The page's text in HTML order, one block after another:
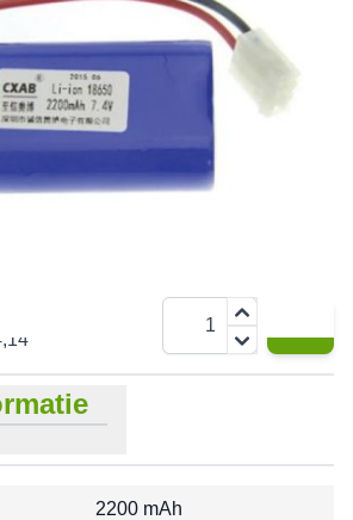
/ 7,4 V - 2200 mAh
Geschikt voor Rodin nood/sensor.
Li-ion
2200 mAh